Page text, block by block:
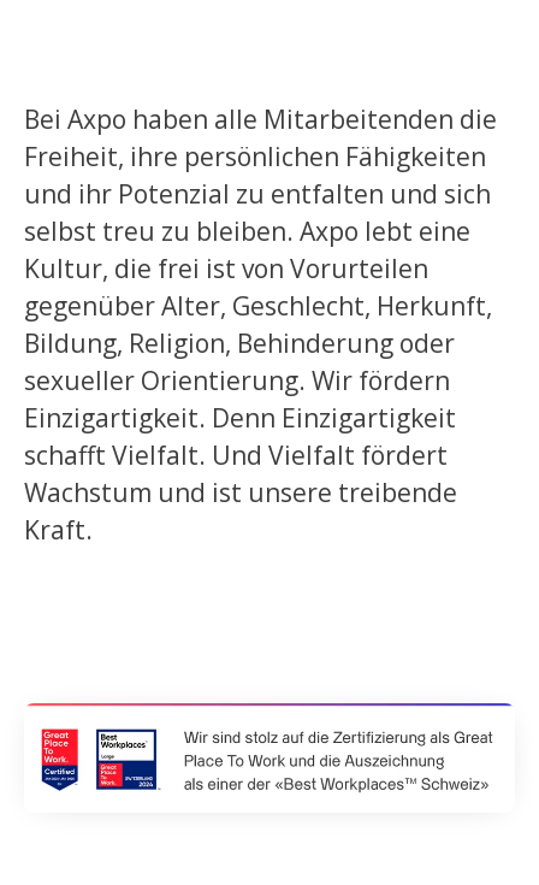
Bei Axpo haben alle Mitarbeitenden die
Freiheit, ihre persönlichen Fähigkeiten
und ihr Potenzial zu entfalten und sich
selbst treu zu bleiben. Axpo lebt eine
Kultur, die frei ist von Vorurteilen
gegenüber Alter, Geschlecht, Herkunft,
Bildung, Religion, Behinderung oder
sexueller Orientierung. Wir fördern
Einzigartigkeit. Denn Einzigartigkeit
schafft Vielfalt. Und Vielfalt fördert
Wachstum und ist unsere treibende
Kraft.